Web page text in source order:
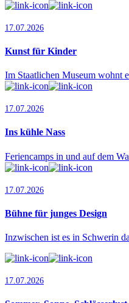
17.07.2026
Kunst für Kinder
Im Staatlichen Museum wohnt
17.07.2026
Ins kühle Nass
Feriencamps in und auf dem
17.07.2026
Bühne für junges Design
Inzwischen ist es in Schwerin
17.07.2026